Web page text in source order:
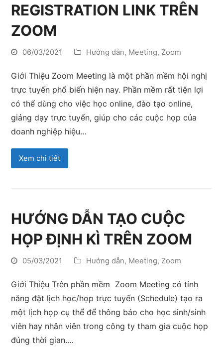
REGISTRATION LINK TRÊN
ZOOM
06/03/2021 Hướng dẫn, Meeting, Zoom
Giới Thiệu Zoom Meeting là một phần mềm hội nghị
trực tuyến phổ biến hiện nay. Phần mềm rất tiện lợi
có thể dùng cho việc học online, đào tạo online,
giảng dạy trực tuyến, giúp cho các cuộc họp của
doanh nghiệp hiệu…
Xem chi tiết
HƯỚNG DẪN TẠO CUỘC
HỌP ĐỊNH KÌ TRÊN ZOOM
05/03/2021 Hướng dẫn, Meeting, Zoom
Giới Thiệu Trên phần mềm Zoom Meeting có tính
năng đặt lịch học/họp trực tuyến (Schedule) tạo ra
một lịch họp cụ thể để thông báo cho học sinh/sinh
viên hay nhân viên trong công ty tham gia cuộc họp
đúng thời gian.…